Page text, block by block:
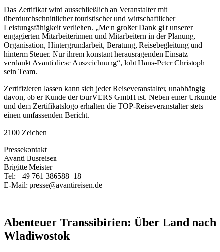
Das Zertifikat wird ausschließlich an Veranstalter mit
überdurchschnittlicher touristischer und wirtschaftlicher
Leistungsfähigkeit verliehen. „Mein großer Dank gilt unseren
engagierten Mitarbeiterinnen und Mitarbeitern in der Planung,
Organisation, Hintergrundarbeit, Beratung, Reisebegleitung und
hinterm Steuer. Nur ihrem konstant herausragenden Einsatz
verdankt Avanti diese Auszeichnung“, lobt Hans-Peter Christoph
sein Team.
Zertifizieren lassen kann sich jeder Reiseveranstalter, unabhängig
davon, ob er Kunde der tourVERS GmbH ist. Neben einer Urkunde
und dem Zertifikatslogo erhalten die TOP-Reiseveranstalter stets
einen umfassenden Bericht.
2100 Zeichen
Pressekontakt
Avanti Busreisen
Brigitte Meister
Tel: +49 761 386588–18
E-Mail: presse@avantireisen.de
Abenteuer Transsibirien: Über Land nach
Wladiwostok